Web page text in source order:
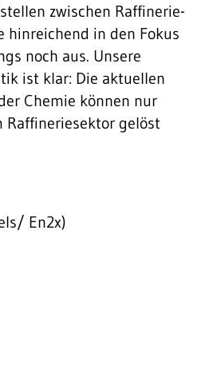
zwischen Raffinerie-
hinreichend in den Fokus
noch aus. Unsere
ist klar: Die aktuellen
Chemie können nur
gelöst
En2x)